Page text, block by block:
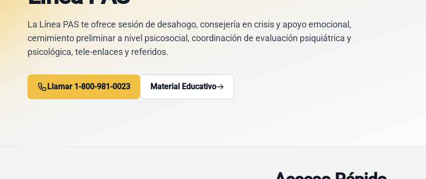
La Línea PAS te ofrece sesión de desahogo, consejería en crisis y apoyo emocional,
cernimiento preliminar a nivel psicosocial, coordinación de evaluación psiquiátrica y
psicológica, tele-enlaces y referidos.
Llamar 1-800-981-0023 Material Educativo